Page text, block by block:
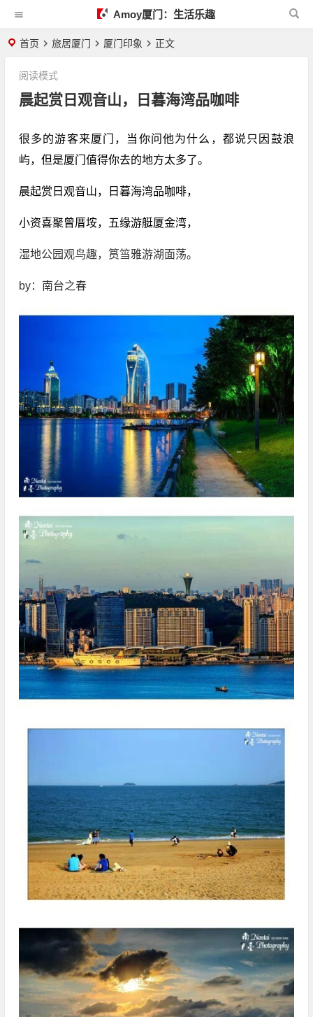
Amoy厦门：生活乐趣
首页 旅居厦门 厦门印象 正文
晨起赏日观音山，日暮海湾品咖啡
阅读模式
很多的游客来厦门，当你问他为什么，都说只因鼓浪
屿，但是厦门值得你去的地方太多了。
晨起赏日观音山，日暮海湾品咖啡，
小资喜聚曾厝垵，五缘游艇厦金湾，
湿地公园观鸟趣，筼筜雅游湖面荡。
by：南台之春